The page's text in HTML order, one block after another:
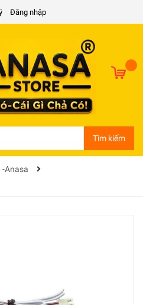
Đăng nhập
Tìm kiếm
-Anasa